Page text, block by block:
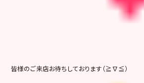
皆様のご来店お待ちしております（≧∇≦）